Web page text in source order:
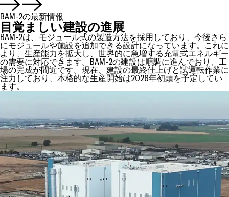
BAM-2の最新情報
目覚ましい建設の進展
BAM-2は、モジュール式の製造方法を採用しており、今後さら
にモジュールや施設を追加できる設計になっています。これに
より、生産能力を拡大し、世界的に急増する充電式エネルギー
の需要に対応できます。BAM-2の建設は順調に進んでおり、工
場の完成が間近です。現在、建設の最終仕上げと試運転作業に
注力しており、本格的な生産開始は2026年初頭を予定してい
ます。